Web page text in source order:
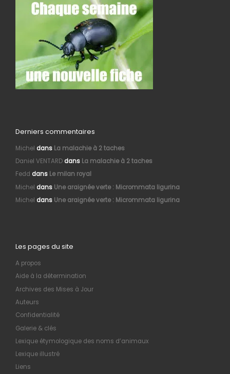
Derniers commentaires
Michel dans La malachie à 2 taches
Daniel VENTARDdans La malachie à 2 taches
Fedd dans Le milan royal
Michel dans Une araignée verte : Micrommata ligurina
Michel dans Une araignée verte : Micrommata ligurina
Les pages du site
A propos
Aide à la détermination
Archives des Mises à Jour
Auteurs
Confidentialité
Galerie & clés
Lexique étymologique des noms d’animaux
Lexique illustré
Liens